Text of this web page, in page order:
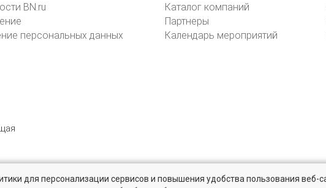
BN.ru
персональных данных
Каталог компаний
Партнеры
Календарь мероприятий
для персонализации сервисов и повышения удобства пользования веб-